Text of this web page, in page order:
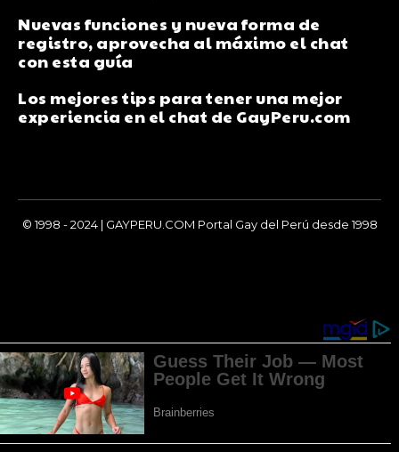
Nuevas funciones y nueva forma de
registro, aprovecha al máximo el chat
con esta guía
Los mejores tips para tener una mejor
experiencia en el chat de GayPeru.com
© 1998 - 2024 | GAYPERU.COM Portal Gay del Perú desde 1998